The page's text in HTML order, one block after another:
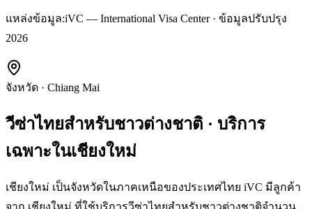
แหล่งข้อมูล:iVC — International Visa Center · ข้อมูลปรับปรุง
2026
จังหวัด · Chiang Mai
วีซ่าไทยสำหรับชาวต่างชาติ · บริการ
เฉพาะในเชียงใหม่
เชียงใหม่ เป็นจังหวัดในภาคเหนือของประเทศไทย iVC มีลูกค้า